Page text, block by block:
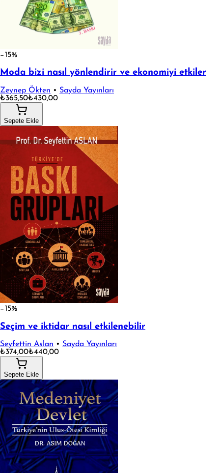
−15%
Moda bizi nasıl yönlendirir ve ekonomiyi etkiler
Zeynep Ökten • Sayda Yayınları
₺365,50₺430,00
Sepete Ekle
−15%
Seçim ve iktidar nasıl etkilenebilir
Seyfettin Aslan • Sayda Yayınları
₺374,00₺440,00
Sepete Ekle